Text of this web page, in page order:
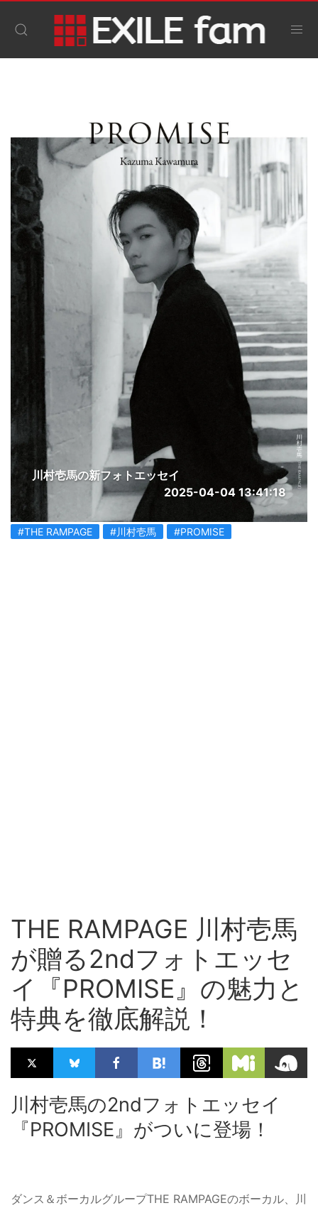
川村壱馬の新フォトエッセイ
2025-04-04 13:41:18
#THE RAMPAGE #川村壱馬 #PROMISE
THE RAMPAGE 川村壱馬
が贈る2ndフォトエッセ
イ『PROMISE』の魅力と
特典を徹底解説！
川村壱馬の2ndフォトエッセイ
『PROMISE』がついに登場！
ダンス＆ボーカルグループTHE RAMPAGEのボーカル、川